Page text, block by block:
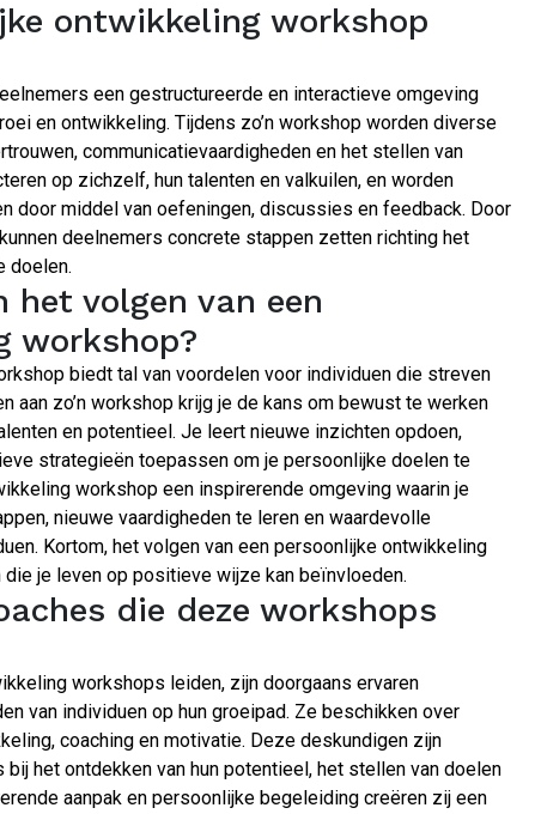
ontwikkeling workshop
een gestructureerde en interactieve omgeving
en ontwikkeling. Tijdens zo’n workshop worden diverse
communicatievaardigheden en het stellen van
op zichzelf, hun talenten en valkuilen, en worden
door middel van oefeningen, discussies en feedback. Door
deelnemers concrete stappen zetten richting het
doelen.
het volgen van een
workshop?
biedt tal van voordelen voor individuen die streven
aan zo’n workshop krijg je de kans om bewust te werken
en potentieel. Je leert nieuwe inzichten opdoen,
strategieën toepassen om je persoonlijke doelen te
workshop een inspirerende omgeving waarin je
nieuwe vaardigheden te leren en waardevolle
Kortom, het volgen van een persoonlijke ontwikkeling
je leven op positieve wijze kan beïnvloeden.
die deze workshops
workshops leiden, zijn doorgaans ervaren
van individuen op hun groeipad. Ze beschikken over
coaching en motivatie. Deze deskundigen zijn
het ontdekken van hun potentieel, het stellen van doelen
aanpak en persoonlijke begeleiding creëren zij een